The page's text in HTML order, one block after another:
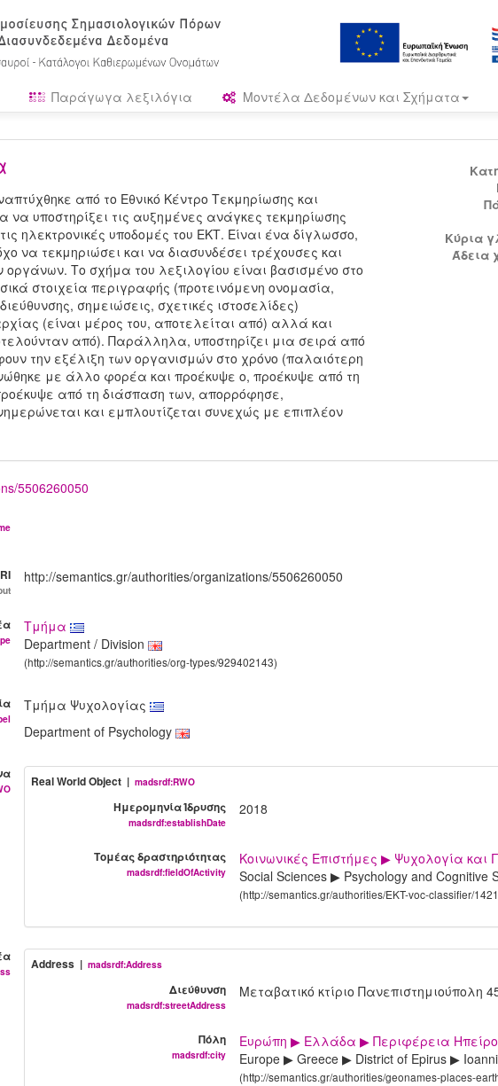
Παράγωγα λεξιλόγια Μοντέλα Δεδομένων και Σχήματα
από το Εθνικό Κέντρο Τεκμηρίωσης και
να υποστηρίξει τις αυξημένες ανάγκες τεκμηρίωσης
ηλεκτρονικές υποδομές του ΕΚΤ. Είναι ένα δίγλωσσο,
να τεκμηριώσει και να διασυνδέσει τρέχουσες και
Το σχήμα του λεξιλογίου είναι βασισμένο στο
στοιχεία περιγραφής (προτεινόμενη ονομασία,
σημειώσεις, σχετικές ιστοσελίδες)
(είναι μέρος του, αποτελείται από) αλλά και
από). Παράλληλα, υποστηρίζει μια σειρά από
την εξέλιξη των οργανισμών στο χρόνο (παλαιότερη
με άλλο φορέα και προέκυψε ο, προέκυψε από τη
από τη διάσπαση των, απορρόφησε,
και εμπλουτίζεται συνεχώς με επιπλέον
Κύρια
Άδεια
5506260050
http://semantics.gr/authorities/organizations/5506260050
Τμήμα
Department / Division
(http://semantics.gr/authorities/org-types/929402143)
Τμήμα Ψυχολογίας
Department of Psychology
Real World Object | madsrdf:RWO
Ημερομηνία Ίδρυσης
madsrdf:establishDate
2018
Τομέας δραστηριότητας
madsrdf:fieldOfActivity
Κοινωνικές Επιστήμες ▶ Ψυχολογία και
Social Sciences ▶ Psychology and Cognitive
(http://semantics.gr/authorities/EKT-voc-classifier/
Address | madsrdf:Address
Διεύθυνση
madsrdf:streetAddress
Μεταβατικό κτίριο Πανεπιστημιούπολη
Πόλη
madsrdf:city
Ευρώπη ▶ Ελλάδα ▶ Περιφέρεια
Europe ▶ Greece ▶ District of Epirus ▶
(http://semantics.gr/authorities/geonames-places-